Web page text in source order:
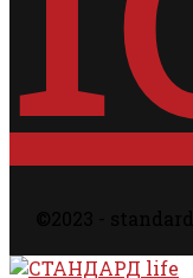
Facebook
Instagram
Email
Rss